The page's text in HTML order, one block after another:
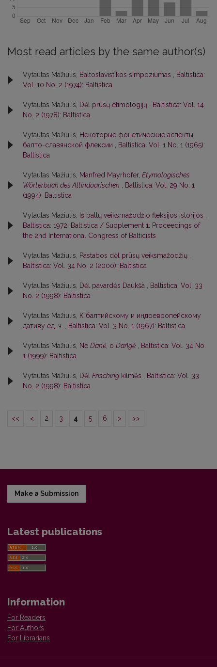
Most read articles by the same author(s)
Vytautas Mažiulis, Baltoslavistikos simpoziumas
Baltistica:
Vol. 10 No. 2 (1974): Baltistica
Vytautas Mažiulis, Dėl prūsų etimologijų
Baltistica: Vol. 14
No. 2 (1978): Baltistica
Vytautas Mažiulis, Некоторые фонетические аспекты
балто-славянской флексии
Baltistica: Vol. 1 No. 1 (1965):
Baltistica
Vytautas Mažiulis, Manfred Mayrhofer, Etymologisches
Wörterbuch des Altindoarischen
Baltistica: Vol. 29 No. 1
(1994): Baltistica
Vytautas Mažiulis, Iš baltų veiksmažodžio fleksijos istorijos
Baltistica: 1972: Baltistica / Supplement 1: Proceedings of
the 2nd International Congress of Balticists
Vytautas Mažiulis, Pastabos dėl prūsų veiksmažodžių
Baltistica: Vol. 34 No. 2 (2000): Baltistica
Vytautas Mažiulis, Dėl pavardės Daukšà
Baltistica: Vol. 33
No. 2 (1998): Baltistica
Vytautas Mažiulis, К балтийскому и индоевропейскому
дативу ед. ч.
Baltistica: Vol. 3 No. 1 (1967): Baltistica
Vytautas Mažiulis, Ne Dãnė , o Dañgė
Baltistica: Vol. 34 No.
1 (1999): Baltistica
Vytautas Mažiulis, Dėl Frisching kilmės
Baltistica: Vol. 33
No. 2 (1998): Baltistica
<< < 2 3 4 5 6 > >>
Make a Submission
Latest publications
Information
For Readers
For Authors
For Librarians